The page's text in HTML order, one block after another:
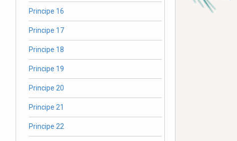
Principe 16
Principe 17
Principe 18
Principe 19
Principe 20
Principe 21
Principe 22